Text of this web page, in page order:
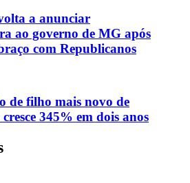
a anunciar
ao governo de MG após
com Republicanos
de filho mais novo de
345% em dois anos